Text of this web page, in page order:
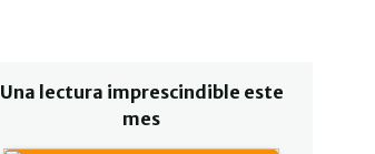
Una lectura imprescindible este
mes